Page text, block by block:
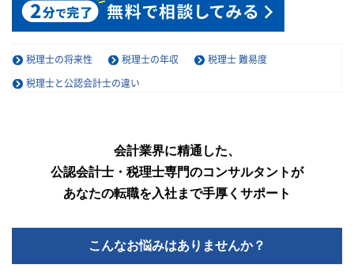
税理士の将来性 税理士の年収
税理士 難易度
税理士と公認会計士の違い
会計業界に精通した、
公認会計士・税理士専門のコンサルタントが
あなたの転職を入社まで手厚くサポート
こんなお悩みはありませんか？